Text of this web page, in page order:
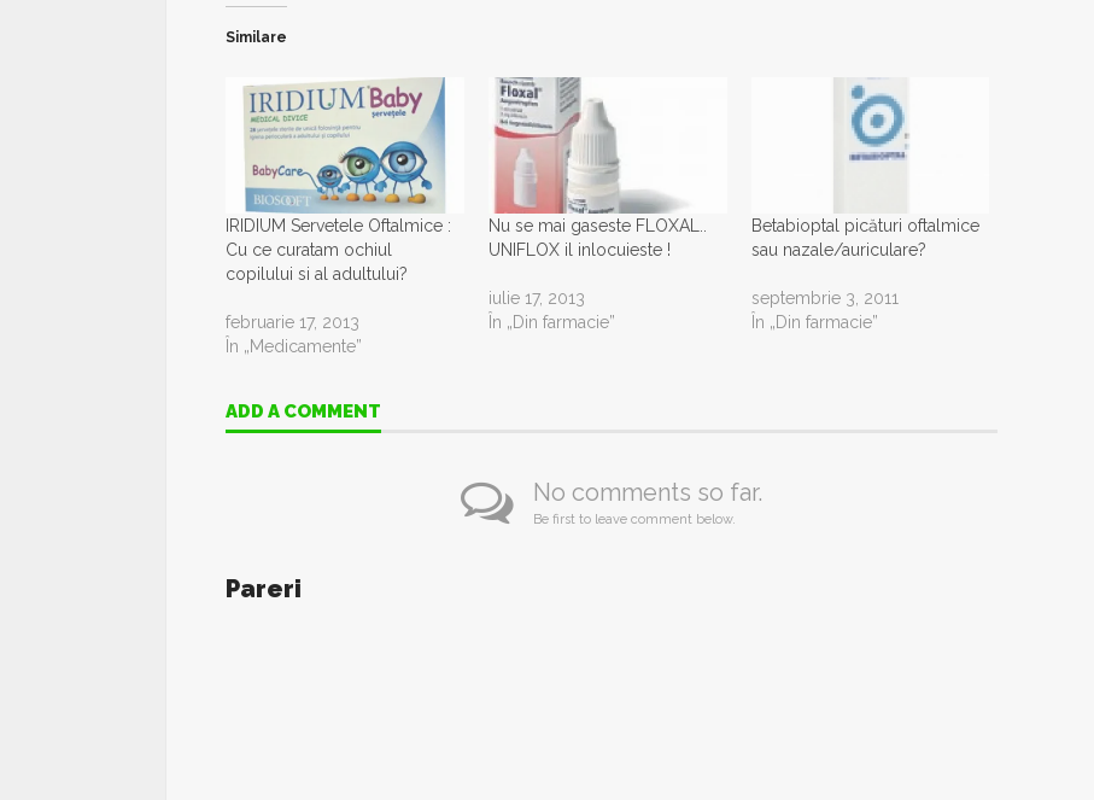
Similare
IRIDIUM Servetele Oftalmice :
Cu ce curatam ochiul
copilului si al adultului?
februarie 17, 2013
În „Medicamente”
Nu se mai gaseste FLOXAL..
UNIFLOX il inlocuieste !
iulie 17, 2013
În „Din farmacie”
Betabioptal picături oftalmice
sau nazale/auriculare?
septembrie 3, 2011
În „Din farmacie”
ADD A COMMENT
No comments so far.
Be first to leave comment below.
Pareri